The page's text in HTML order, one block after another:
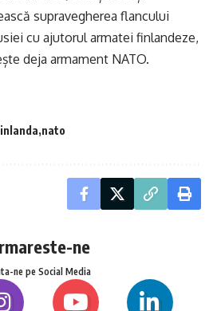
supravegherea flancului
cu ajutorul armatei finlandeze,
deja armament NATO.
nato
ne
ne pe Social Media